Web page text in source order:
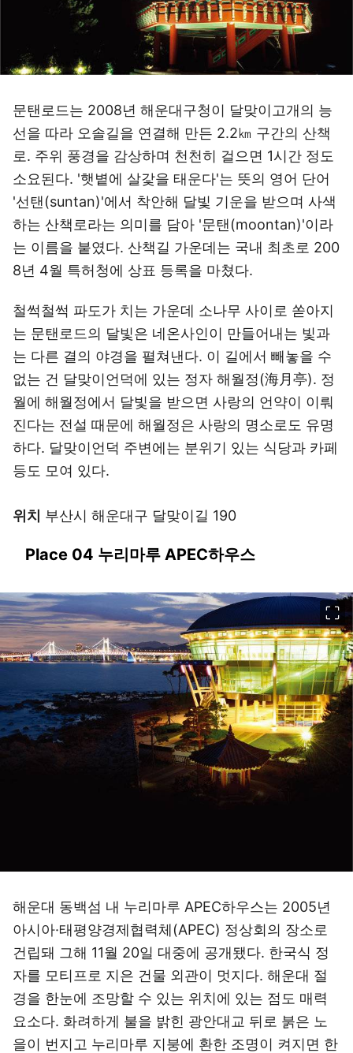
문탠로드는 2008년 해운대구청이 달맞이고개의 능
선을 따라 오솔길을 연결해 만든 2.2㎞ 구간의 산책
로. 주위 풍경을 감상하며 천천히 걸으면 1시간 정도
소요된다. '햇볕에 살갗을 태운다'는 뜻의 영어 단어
'선탠(suntan)'에서 착안해 달빛 기운을 받으며 사색
하는 산책로라는 의미를 담아 '문탠(moontan)'이라
는 이름을 붙였다. 산책길 가운데는 국내 최초로 200
8년 4월 특허청에 상표 등록을 마쳤다.
철썩철썩 파도가 치는 가운데 소나무 사이로 쏟아지
는 문탠로드의 달빛은 네온사인이 만들어내는 빛과
는 다른 결의 야경을 펼쳐낸다. 이 길에서 빼놓을 수
없는 건 달맞이언덕에 있는 정자 해월정(海月亭). 정
월에 해월정에서 달빛을 받으면 사랑의 언약이 이뤄
진다는 전설 때문에 해월정은 사랑의 명소로도 유명
하다. 달맞이언덕 주변에는 분위기 있는 식당과 카페
등도 모여 있다.
위치 부산시 해운대구 달맞이길 190
Place 04 누리마루 APEC하우스
해운대 동백섬 내 누리마루 APEC하우스는 2005년
아시아·태평양경제협력체(APEC) 정상회의 장소로
건립돼 그해 11월 20일 대중에 공개됐다. 한국식 정
자를 모티프로 지은 건물 외관이 멋지다. 해운대 절
경을 한눈에 조망할 수 있는 위치에 있는 점도 매력
요소다. 화려하게 불을 밝힌 광안대교 뒤로 붉은 노
을이 번지고 누리마루 지붕에 환한 조명이 켜지면 한